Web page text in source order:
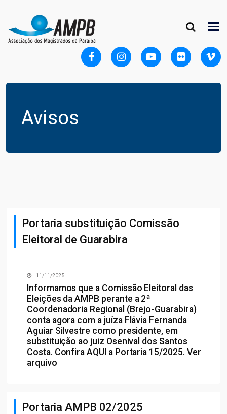
Avisos
Portaria substituição Comissão
Eleitoral de Guarabira
11/11/2025
Informamos que a Comissão Eleitoral das
Eleições da AMPB perante a 2ª
Coordenadoria Regional (Brejo-Guarabira)
conta agora com a juíza Flávia Fernanda
Aguiar Silvestre como presidente, em
substituição ao juiz Osenival dos Santos
Costa. ConfiraAQUI a Portaria 15/2025. Ver
arquivo
Portaria AMPB 02/2025